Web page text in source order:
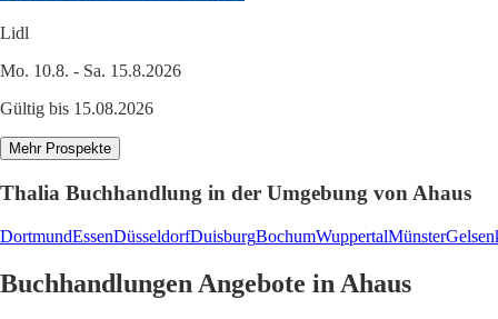
Lidl
Mo. 10.8. - Sa. 15.8.2026
Gültig bis 15.08.2026
Mehr Prospekte
Thalia Buchhandlung in der Umgebung von Ahaus
DortmundEssenDüsseldorfDuisburgBochumWuppertalMünster
Buchhandlungen Angebote in Ahaus